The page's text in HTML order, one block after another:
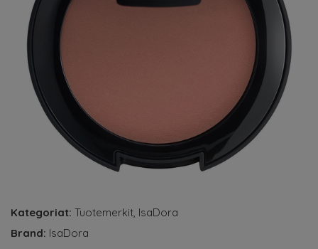
Kategoriat: Tuotemerkit, IsaDora
Brand: IsaDora